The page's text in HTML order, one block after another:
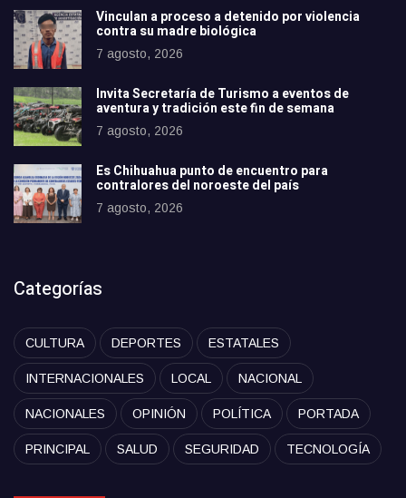
Vinculan a proceso a detenido por violencia
contra su madre biológica
7 agosto, 2026
Invita Secretaría de Turismo a eventos de
aventura y tradición este fin de semana
7 agosto, 2026
Es Chihuahua punto de encuentro para
contralores del noroeste del país
7 agosto, 2026
Categorías
CULTURA DEPORTES ESTATALES
INTERNACIONALES LOCAL NACIONAL
NACIONALES OPINIÓN POLÍTICA PORTADA
PRINCIPAL SALUD SEGURIDAD TECNOLOGÍA